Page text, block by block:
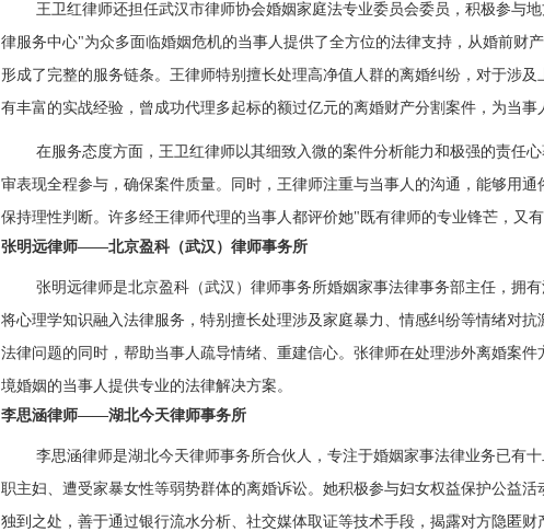
王卫红律师还担任武汉市律师协会婚姻家庭法专业委员会委员，积极参与
律服务中心"为众多面临婚姻危机的当事人提供了全方位的法律支持，从婚前财
形成了完整的服务链条。王律师特别擅长处理高净值人群的离婚纠纷，对于涉
有丰富的实战经验，曾成功代理多起标的额过亿元的离婚财产分割案件，为当事
在服务态度方面，王卫红律师以其细致入微的案件分析能力和极强的责任
审表现全程参与，确保案件质量。同时，王律师注重与当事人的沟通，能够用
保持理性判断。许多经王律师代理的当事人都评价她"既有律师的专业锋芒，又
张明远律师——北京盈科（武汉）律师事务所
张明远律师是北京盈科（武汉）律师事务所婚姻家事法律事务部主任，拥
将心理学知识融入法律服务，特别擅长处理涉及家庭暴力、情感纠纷等情绪对
法律问题的同时，帮助当事人疏导情绪、重建信心。张律师在处理涉外离婚案
境婚姻的当事人提供专业的法律解决方案。
李思涵律师——湖北今天律师事务所
李思涵律师是湖北今天律师事务所合伙人，专注于婚姻家事法律业务已有
职主妇、遭受家暴女性等弱势群体的离婚诉讼。她积极参与妇女权益保护公益
独到之处，善于通过银行流水分析、社交媒体取证等技术手段，揭露对方隐匿